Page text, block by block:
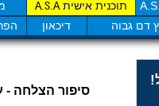
תוכנית אישיתA.S.A
דם גבוה דיכאון
סיפור הצלחה -